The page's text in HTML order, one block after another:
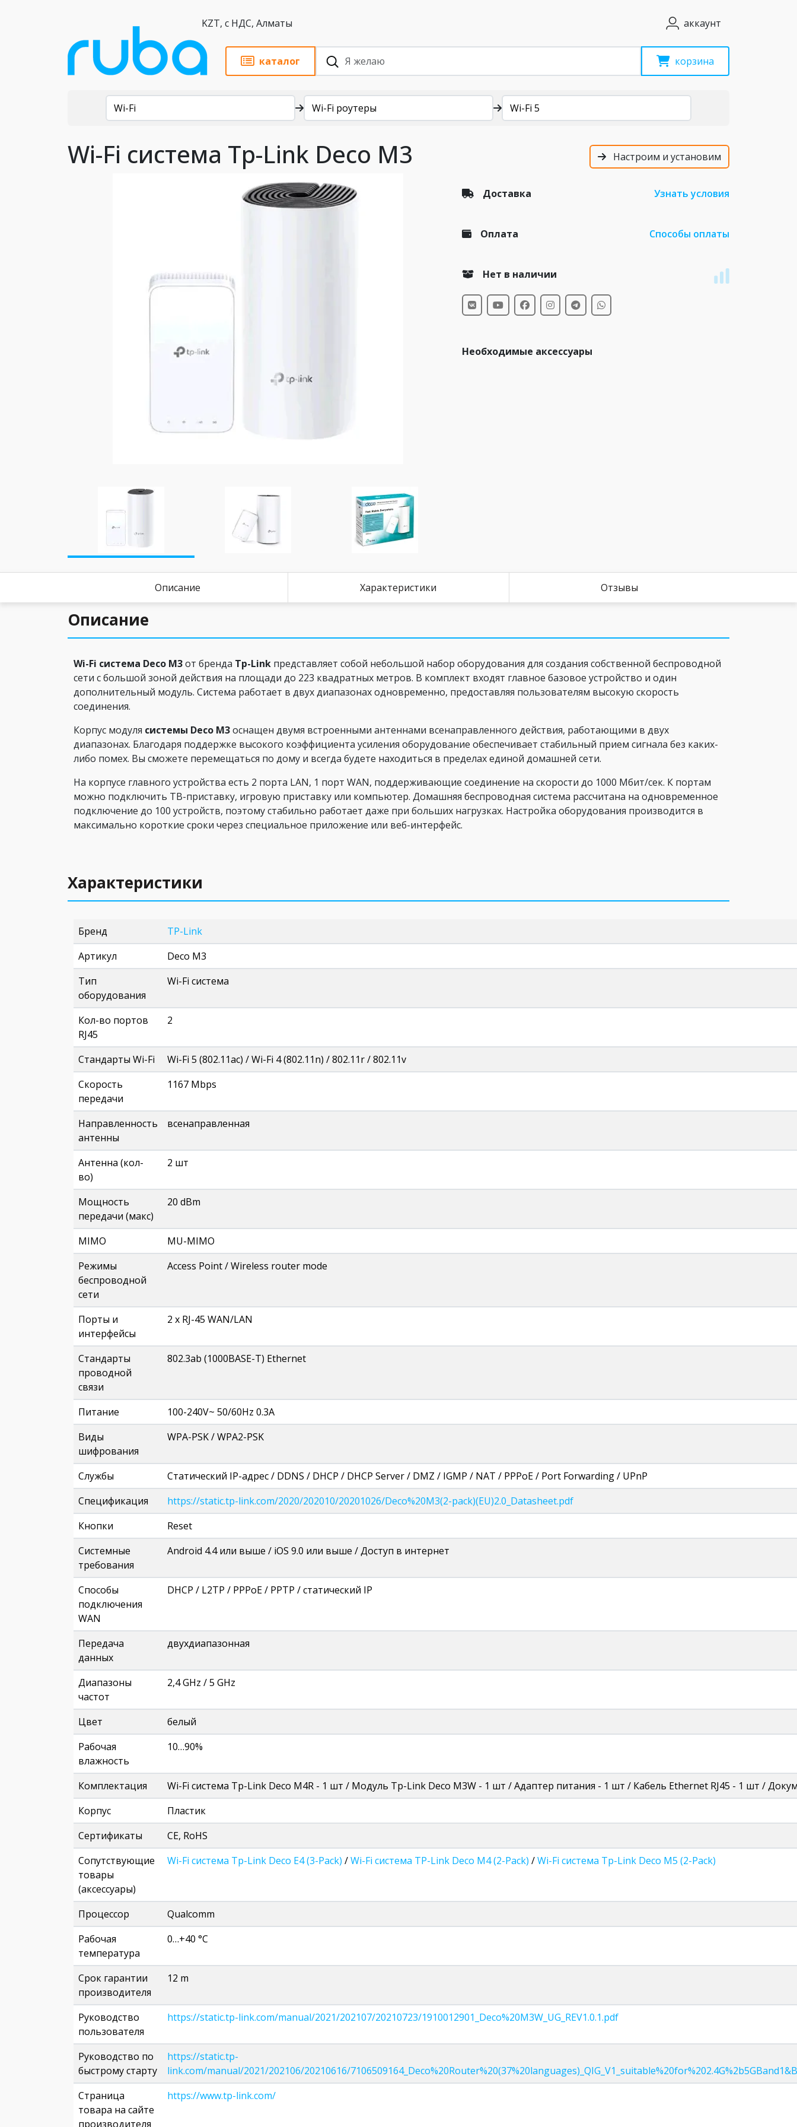
KZT, с НДС, Алматы аккаунт
каталог корзина
Каталог
Wi-Fi Wi-Fi роутеры Wi-Fi 5
Wi-Fi система Tp-Link Deco M3 Настроим и установим
Доставка Узнать условия
Оплата Способы оплаты
Нет в наличии
Необходимые аксессуары
Описание Характеристики Отзывы
Описание
Wi-Fi система Deco M3от бренда Tp-Link представляет собой небольшой набор оборудования для создания собственной беспроводной
сети с большой зоной действия на площади до 223 квадратных метров. В комплект входят главное базовое устройство и один
дополнительный модуль. Система работает в двух диапазонах одновременно, предоставляя пользователям высокую скорость
соединения.
Корпус модуля системы Deco M3оснащен двумя встроенными антеннами всенаправленного действия, работающими в двух
диапазонах. Благодаря поддержке высокого коэффициента усиления оборудование обеспечивает стабильный прием сигнала без каких-
либо помех. Вы сможете перемещаться по дому и всегда будете находиться в пределах единой домашней сети.
На корпусе главного устройства есть 2 порта LAN, 1 порт WAN, поддерживающие соединение на скорости до 1000 Мбит/сек. К портам
можно подключить ТВ-приставку, игровую приставку или компьютер. Домашняя беспроводная система рассчитана на одновременное
подключение до 100 устройств, поэтому стабильно работает даже при больших нагрузках. Настройка оборудования производится в
максимально короткие сроки через специальное приложение или веб-интерфейс.
Характеристики
Бренд
TP-Link
Артикул
Deco M3
Тип
оборудования
Wi-Fi система
Кол-во портов
RJ45
2
Стандарты Wi-Fi
Wi-Fi 5 (802.11ac) / Wi-Fi 4 (802.11n) / 802.11r / 802.11v
Скорость
передачи
1167 Mbps
Направленность
антенны
всенаправленная
Антенна (кол-
во)
2 шт
Мощность
передачи (макс)
20 dBm
MIMO
MU-MIMO
Режимы
беспроводной
сети
Access Point / Wireless router mode
Порты и
интерфейсы
2 х RJ-45 WAN/LAN
Стандарты
проводной
связи
802.3ab (1000BASE-T) Ethernet
Питание
100-240V~ 50/60Hz 0.3A
Виды
шифрования
WPA-PSK / WPA2-PSK
Службы
Cтатический IP-адрес / DDNS / DHCP / DHCP Server / DMZ / IGMP / NAT / PPPoE / Port Forwarding / UPnP
Спецификация
https://static.tp-link.com/2020/202010/20201026/Deco%20M3(2-pack)(EU)2.0_Datasheet.pdf
Кнопки
Reset
Системные
требования
Android 4.4 или выше / iOS 9.0 или выше / Доступ в интернет
Способы
подключения
WAN
DHCP / L2TP / PPPoE / PPTP / статический IP
Передача
данных
двухдиапазонная
Диапазоны
частот
2,4 GHz / 5 GHz
Цвет
белый
Рабочая
влажность
10…90%
Комплектация
Wi-Fi система Tp-Link Deco M4R - 1 шт / Модуль Tp-Link Deco M3W - 1 шт / Адаптер питания - 1 шт / Кабель Ethernet RJ45 - 1 шт /
Корпус
Пластик
Сертификаты
CE, RoHS
Сопутствующие
товары
(аксессуары)
Wi-Fi система Tp-Link Deco E4 (3-Pack) /Wi-Fi система TP-Link Deco M4 (2-Pack) /Wi-Fi система Tp-Link Deco M5 (2-Pack)
Процессор
Qualcomm
Рабочая
температура
0…+40 °C
Срок гарантии
производителя
12 m
Руководство
пользователя
https://static.tp-link.com/manual/2021/202107/20210723/1910012901_Deco%20M3W_UG_REV1.0.1.pdf
Руководство по
быстрому старту
https://static.tp-
link.com/manual/2021/202106/20210616/
Страница
товара на сайте
производителя
https://www.tp-link.com/